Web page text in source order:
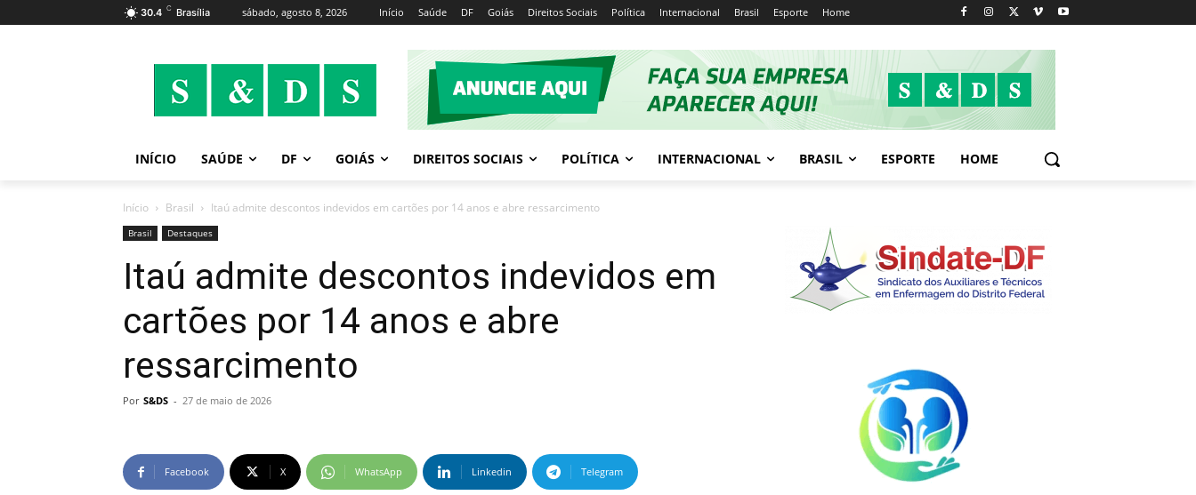
30.4 C Brasília sábado, agosto 8, 2026 Início Saúde DF Goiás Direitos Sociais Política Internacional Brasil Esporte Home
INÍCIO SAÚDE DF GOIÁS DIREITOS SOCIAIS POLÍTICA INTERNACIONAL BRASIL ESPORTE HOME
Início Brasil Itaú admite descontos indevidos em cartões por 14 anos e abre ressarcimento
Brasil Destaques
Itaú admite descontos indevidos em
cartões por 14 anos e abre
ressarcimento
Por S&DS - 27 de maio de 2026
Facebook X WhatsApp Linkedin Telegram